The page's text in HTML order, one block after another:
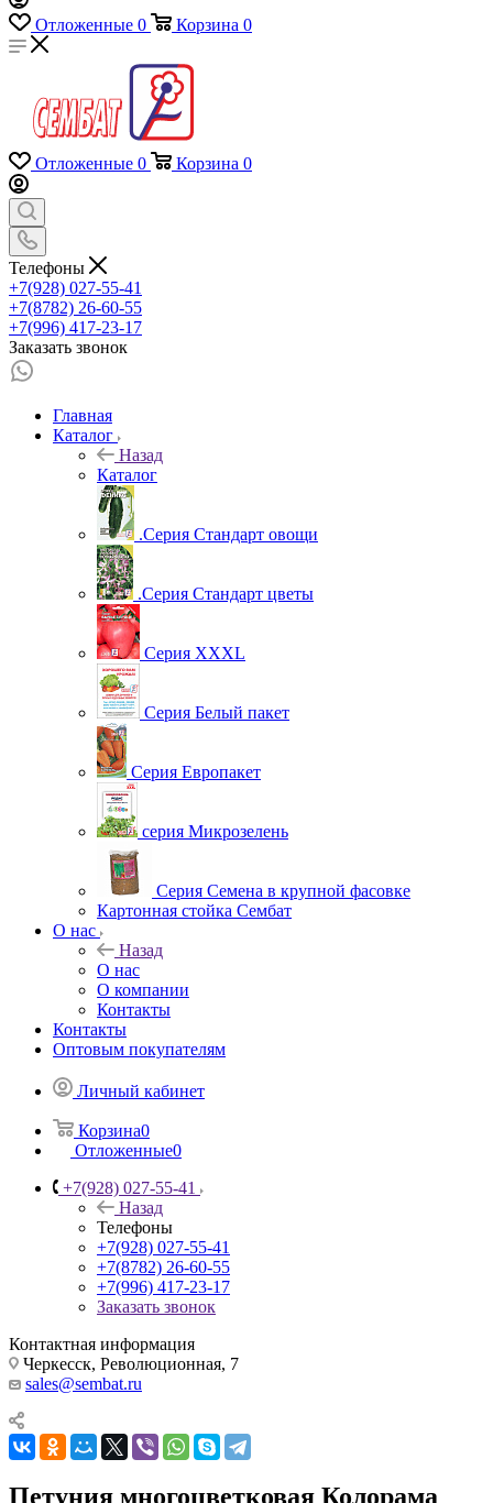
Отложенные 0 Корзина 0
Отложенные 0 Корзина 0
Телефоны
+7(928) 027-55-41
+7(8782) 26-60-55
+7(996) 417-23-17
Заказать звонок
Главная
Каталог
Назад
Каталог
.Серия Стандарт овощи
.Серия Стандарт цветы
Серия XXXL
Серия Белый пакет
Серия Европакет
серия Микрозелень
Серия Семена в крупной фасовке
Картонная стойка Сембат
О нас
Назад
О нас
О компании
Контакты
Контакты
Оптовым покупателям
Личный кабинет
Корзина0
Отложенные0
+7(928) 027-55-41
Назад
Телефоны
+7(928) 027-55-41
+7(8782) 26-60-55
+7(996) 417-23-17
Заказать звонок
Контактная информация
Черкесск, Революционная, 7
sales@sembat.ru
Петуния многоцветковая Колорама